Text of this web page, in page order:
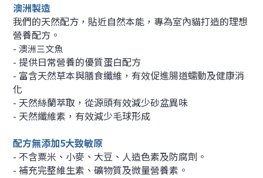
澳洲製造
我們的天然配方，貼近自然本能，專為室內貓打造的理想
營養配方。
- 澳洲三文魚
- 提供日常營養的優質蛋白配方
- 富含天然草本與膳食纖維，有效促進腸道蠕動及健康消
化
- 天然絲蘭萃取，從源頭有效減少砂盆異味
- 天然纖維素，有效減少毛球形成
配方無添加5大致敏原
- 不含粟米、小麥、大豆、人造色素及防腐劑。
- 補充完整維生素、礦物質及微量營養素。